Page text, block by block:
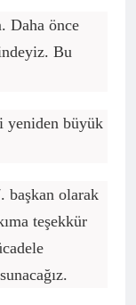
Daha önce
Bu
yeniden büyük
başkan olarak
teşekkür